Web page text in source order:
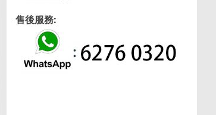
售後服務: